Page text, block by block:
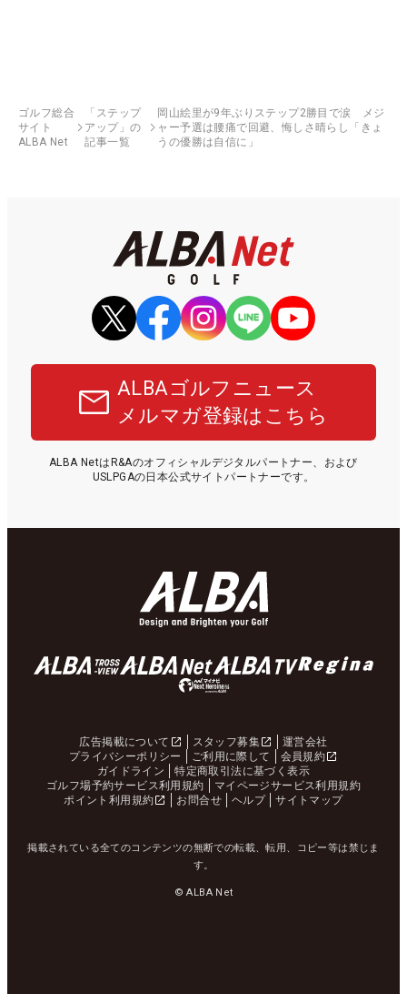
ゴルフ総合
サイト
ALBA Net
「ステップ
アップ」の
記事一覧
岡山絵里が9年ぶりステップ2勝目で涙 メジ
ャー予選は腰痛で回避、悔しさ晴らし「きょ
うの優勝は自信に」
ALBAゴルフニュース
メルマガ登録はこちら
ALBA NetはR&Aのオフィシャルデジタルパートナー、および
USLPGAの日本公式サイトパートナーです。
広告掲載について スタッフ募集
運営会社
プライバシーポリシー
ご利用に際して
会員規約
ガイドライン
特定商取引法に基づく表示
ゴルフ場予約サービス利用規約
マイページサービス利用規約
ポイント利用規約
お問合せ ヘルプ サイトマップ
掲載されている全てのコンテンツの無断での転載、転用、コピー等は禁じま
す。
© ALBA Net